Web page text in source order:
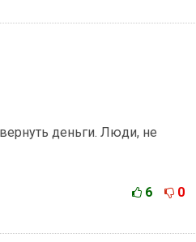
деньги. Люди, не
6 0